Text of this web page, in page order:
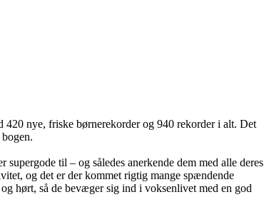
420 nye, friske børnerekorder og 940 rekorder i alt. Det
til – og således anerkende dem med alle deres
og det er der kommet rigtig mange spændende
hørt, så de bevæger sig ind i voksenlivet med en god